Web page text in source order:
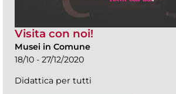
Visita con noi!
Musei in Comune
18/10 - 27/12/2020
Didattica per tutti